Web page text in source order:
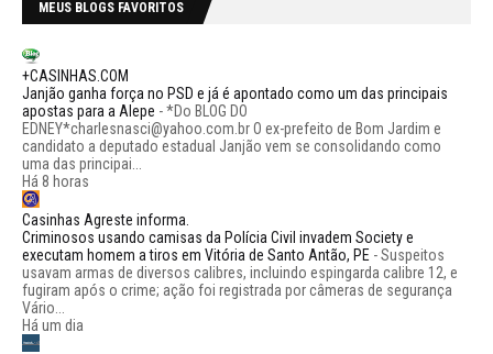
MEUS BLOGS FAVORITOS
+CASINHAS.COM
Janjão ganha força no PSD e já é apontado como um das principais
apostas para a Alepe -*Do BLOG DO
EDNEY*charlesnasci@yahoo.com.br O ex-prefeito de Bom Jardim e
candidato a deputado estadual Janjão vem se consolidando como
uma das principai...
Há 8 horas
Casinhas Agreste informa.
Criminosos usando camisas da Polícia Civil invadem Society e
executam homem a tiros em Vitória de Santo Antão, PE -Suspeitos
usavam armas de diversos calibres, incluindo espingarda calibre 12, e
fugiram após o crime; ação foi registrada por câmeras de segurança
Vário...
Há um dia